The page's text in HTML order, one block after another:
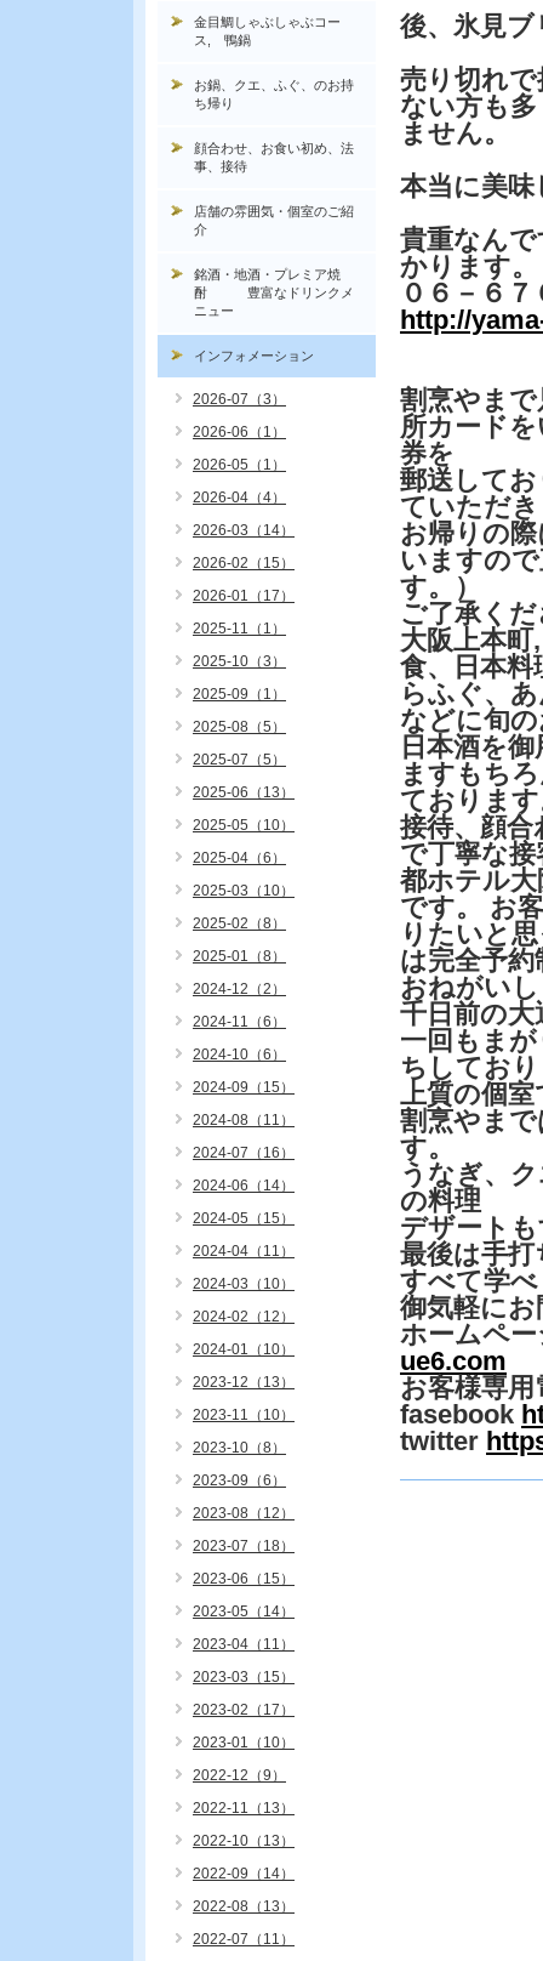
後、氷見
売り切れ
ない方も
ません。
本当に美
貴重なん
かります。
０６－６
http://
割烹やま
所カード
券を
郵送して
ていただ
お帰りの
いますの
す。）
ご了承く
大阪上本
食、日本
らふぐ、
などに旬
日本酒を
ますもち
ておりま
接待、顔
で丁寧な
都ホテル
です。 お
りたいと
は完全予
おねがい
千日前の
一回もま
ちしてお
上質の個
割烹やま
す。
うなぎ、
の料理
デザート
最後は手
すべて学
御気軽に
ホームペ
ue6.com
お客様専用
fasebook
twitter
金目鯛しゃぶしゃぶコー
ス, 鴨鍋
お鍋、クエ、ふぐ、のお持
ち帰り
顔合わせ、お食い初め、法
事、接待
店舗の雰囲気・個室のご紹
介
銘酒・地酒・プレミア焼
酎 豊富なドリンクメ
ニュー
インフォメーション
2026-07（3）
2026-06（1）
2026-05（1）
2026-04（4）
2026-03（14）
2026-02（15）
2026-01（17）
2025-11（1）
2025-10（3）
2025-09（1）
2025-08（5）
2025-07（5）
2025-06（13）
2025-05（10）
2025-04（6）
2025-03（10）
2025-02（8）
2025-01（8）
2024-12（2）
2024-11（6）
2024-10（6）
2024-09（15）
2024-08（11）
2024-07（16）
2024-06（14）
2024-05（15）
2024-04（11）
2024-03（10）
2024-02（12）
2024-01（10）
2023-12（13）
2023-11（10）
2023-10（8）
2023-09（6）
2023-08（12）
2023-07（18）
2023-06（15）
2023-05（14）
2023-04（11）
2023-03（15）
2023-02（17）
2023-01（10）
2022-12（9）
2022-11（13）
2022-10（13）
2022-09（14）
2022-08（13）
2022-07（11）